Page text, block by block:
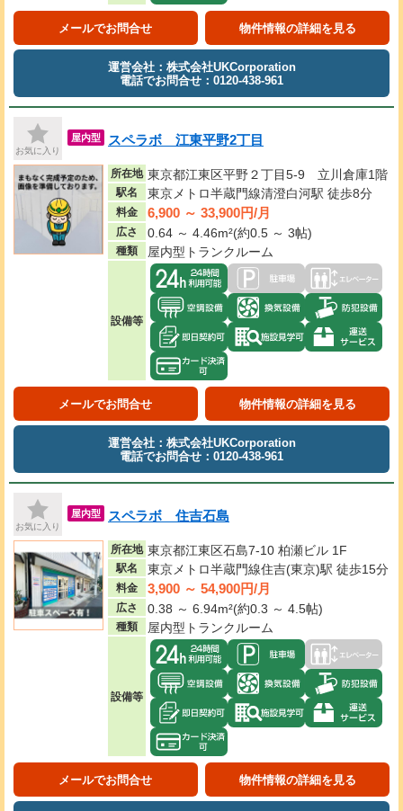
メールでお問合せ 物件情報の詳細を見る
運営会社：株式会社UKCorporation
電話でお問合せ：0120-438-961
お気に入り
屋内型 スペラボ 江東平野2丁目
所在地 東京都江東区平野２丁目5-9 立川倉庫1階
駅名 東京メトロ半蔵門線清澄白河駅 徒歩8分
料金 6,900 ～ 33,900円/月
広さ 0.64 ～ 4.46m²(約0.5 ～ 3帖)
種類 屋内型トランクルーム
設備等
メールでお問合せ 物件情報の詳細を見る
運営会社：株式会社UKCorporation
電話でお問合せ：0120-438-961
お気に入り
屋内型 スペラボ 住吉石島
所在地 東京都江東区石島7-10 柏瀬ビル 1F
駅名 東京メトロ半蔵門線住吉(東京)駅 徒歩15分
料金 3,900 ～ 54,900円/月
広さ 0.38 ～ 6.94m²(約0.3 ～ 4.5帖)
種類 屋内型トランクルーム
設備等
メールでお問合せ 物件情報の詳細を見る